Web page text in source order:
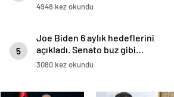
4948 kez okundu
5
Joe Biden 6 aylık hedeflerini
açıkladı. Senato buz gibi…
3080 kez okundu